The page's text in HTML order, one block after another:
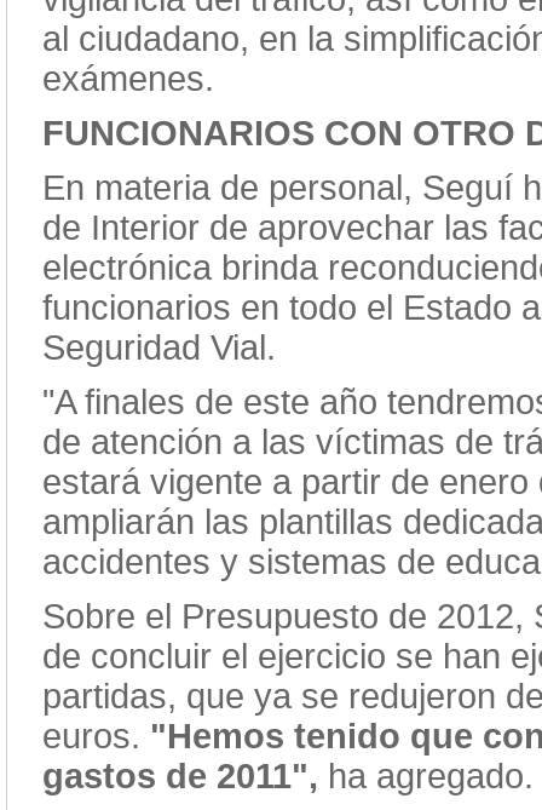
al ciudadano, en la
exámenes.
FUNCIONARIOS CON OTRO
En materia de personal, Seguí
de Interior de aprovechar las
electrónica brinda
funcionarios en todo el Estado
Seguridad Vial.
"A finales de este año
de atención a las víctimas de
estará vigente a partir de
ampliarán las plantillas
accidentes y sistemas de
Sobre el Presupuesto de
de concluir el ejercicio se han
partidas, que ya se redujeron
euros. "Hemos tenido que
gastos de 2011", ha agregado.